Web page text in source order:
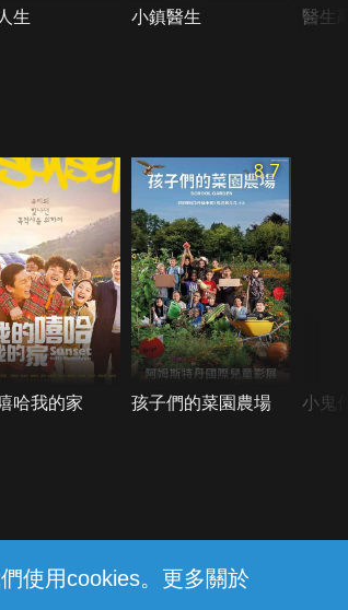
使用cookies。更多關於
生 小鎮醫生 醫生
哈我的家
8.7
孩子們的菜園農場 小鬼